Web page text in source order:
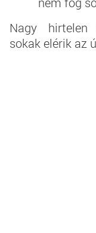
Nagy hirtelen
sokak elérik az